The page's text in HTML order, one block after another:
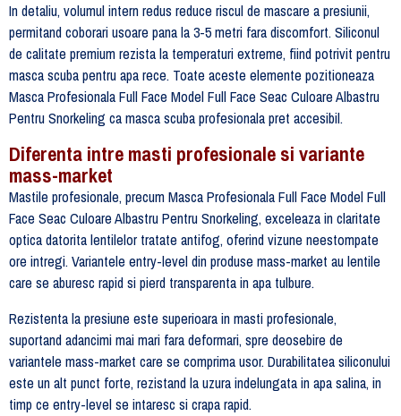
In detaliu, volumul intern redus reduce riscul de mascare a presiunii,
permitand coborari usoare pana la 3-5 metri fara discomfort. Siliconul
de calitate premium rezista la temperaturi extreme, fiind potrivit pentru
masca scuba pentru apa rece. Toate aceste elemente pozitioneaza
Masca Profesionala Full Face Model Full Face Seac Culoare Albastru
Pentru Snorkeling ca masca scuba profesionala pret accesibil.
Diferenta intre masti profesionale si variante
mass-market
Mastile profesionale, precum Masca Profesionala Full Face Model Full
Face Seac Culoare Albastru Pentru Snorkeling, exceleaza in claritate
optica datorita lentilelor tratate antifog, oferind vizune neestompate
ore intregi. Variantele entry-level din produse mass-market au lentile
care se aburesc rapid si pierd transparenta in apa tulbure.
Rezistenta la presiune este superioara in masti profesionale,
suportand adancimi mai mari fara deformari, spre deosebire de
variantele mass-market care se comprima usor. Durabilitatea siliconului
este un alt punct forte, rezistand la uzura indelungata in apa salina, in
timp ce entry-level se intaresc si crapa rapid.